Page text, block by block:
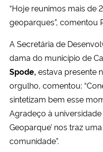
“Hoje reunimos mais de
geoparques”, comentou
A Secretária de
dama do município de
Spode, estava presente
orgulho, comentou:
sintetizam bem esse
Agradeço à universidade
Geoparque’ nos traz
comunidade”.